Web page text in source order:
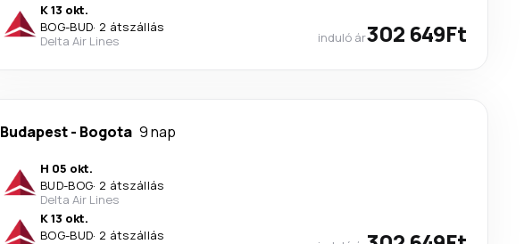
K 13 okt.
BOG-BUD· 2 átszállás
Delta Air Lines
induló ár302 649Ft
Budapest- Bogota 9 nap
H 05 okt.
BUD-BOG· 2 átszállás
Delta Air Lines
K 13 okt.
BOG-BUD· 2 átszállás